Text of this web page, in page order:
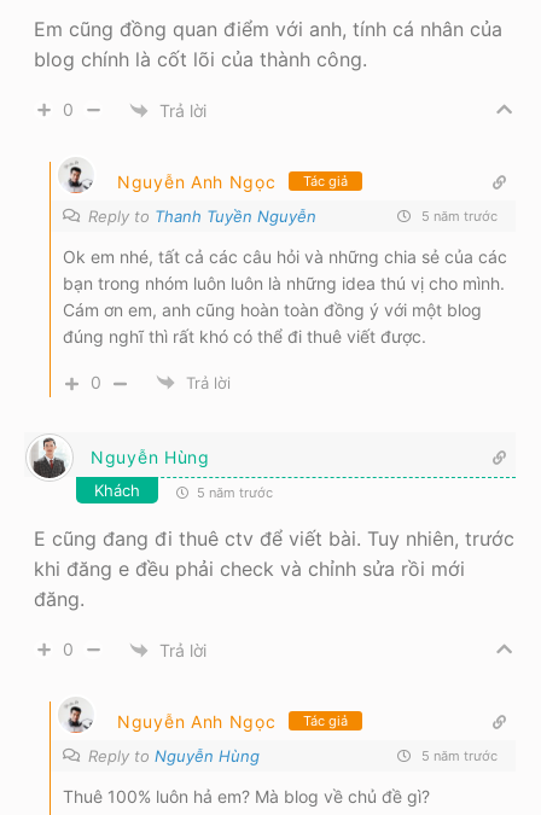
Em cũng đồng quan điểm với anh, tính cá nhân của
blog chính là cốt lõi của thành công.
0 Trả lời
Nguyễn Anh Ngọc Tác giả
Reply to Thanh Tuyền Nguyễn 5 năm trước
Ok em nhé, tất cả các câu hỏi và những chia sẻ của các
bạn trong nhóm luôn luôn là những idea thú vị cho mình.
Cám ơn em, anh cũng hoàn toàn đồng ý với một blog
đúng nghĩ thì rất khó có thể đi thuê viết được.
0 Trả lời
Nguyễn Hùng
Khách 5 năm trước
E cũng đang đi thuê ctv để viết bài. Tuy nhiên, trước
khi đăng e đều phải check và chỉnh sửa rồi mới
đăng.
0 Trả lời
Nguyễn Anh Ngọc Tác giả
Reply to Nguyễn Hùng 5 năm trước
Thuê 100% luôn hả em? Mà blog về chủ đề gì?